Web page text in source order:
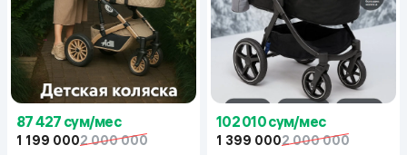
87 427 сум/мес
1 199 0002 000 000
102 010 сум/мес
1 399 0002 000 000